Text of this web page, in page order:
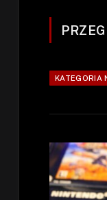
KATEGORIA